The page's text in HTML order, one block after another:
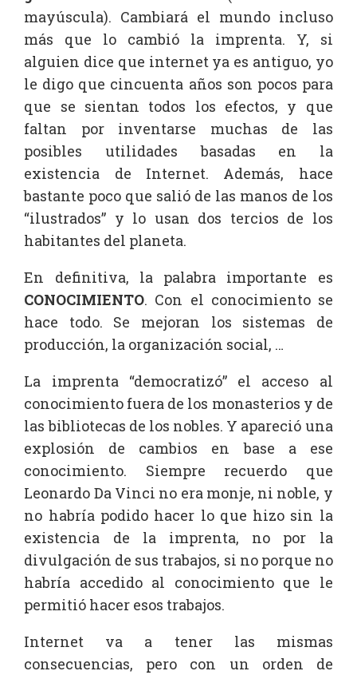
mayúscula). Cambiará el mundo incluso
más que lo cambió la imprenta. Y, si
alguien dice que internet ya es antiguo, yo
le digo que cincuenta años son pocos para
que se sientan todos los efectos, y que
faltan por inventarse muchas de las
posibles utilidades basadas en la
existencia de Internet. Además, hace
bastante poco que salió de las manos de los
“ilustrados” y lo usan dos tercios de los
habitantes del planeta.
En definitiva, la palabra importante es
CONOCIMIENTO. Con el conocimiento se
hace todo. Se mejoran los sistemas de
producción, la organización social, …
La imprenta “democratizó” el acceso al
conocimiento fuera de los monasterios y de
las bibliotecas de los nobles. Y apareció una
explosión de cambios en base a ese
conocimiento. Siempre recuerdo que
Leonardo Da Vinci no era monje, ni noble, y
no habría podido hacer lo que hizo sin la
existencia de la imprenta, no por la
divulgación de sus trabajos, si no porque no
habría accedido al conocimiento que le
permitió hacer esos trabajos.
Internet va a tener las mismas
consecuencias, pero con un orden de